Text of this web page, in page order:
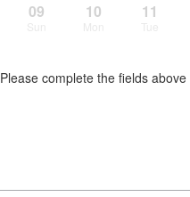
09 10 11
Please complete the fields above